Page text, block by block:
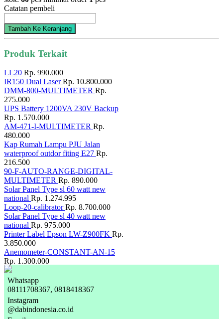
Catatan pembeli
Tambah Ke Keranjang
Produk Terkait
LL20 Rp. 990.000
IR150 Dual LaserRp. 10.800.000
DMM-800-MULTIMETER Rp.
275.000
UPS Battery 1200VA 230V Backup
Rp. 1.570.000
AM-471-I-MULTIMETER Rp.
480.000
Kap Rumah Lampu PJU Jalan
waterproof outdor fiting E27 Rp.
216.500
90-F-AUTO-RANGE-DIGITAL-
MULTIMETER Rp. 890.000
Solar Panel Type sl 60 watt new
national Rp. 1.274.995
Loop-20-calibratorRp. 8.700.000
Solar Panel Type sl 40 watt new
national Rp. 975.000
Printer Label Epson LW-Z900FK Rp.
3.850.000
Anemometer-CONSTANT-AN-15
Rp. 1.300.000
Whatsapp
08111708367, 0818418367
Instagram
@dabindonesia.co.id